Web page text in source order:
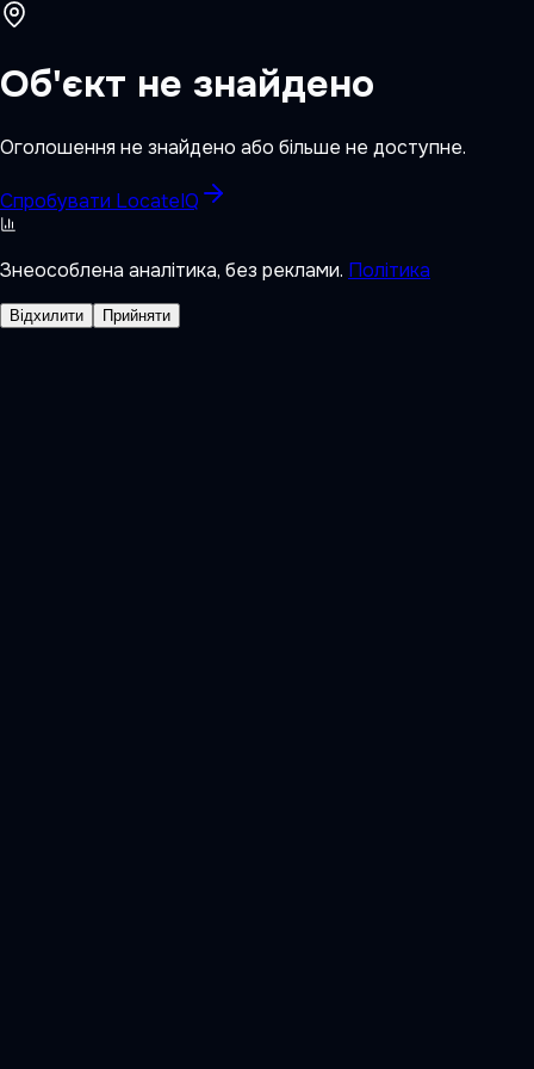
Об'єкт не знайдено
Оголошення не знайдено або більше не доступне.
Спробувати LocateIQ
Знеособлена аналітика, без реклами. Політика
Відхилити Прийняти